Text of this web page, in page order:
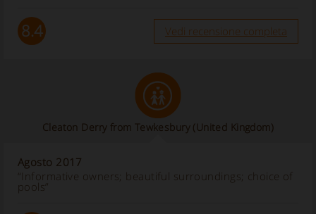
8.4 Vedi recensione completa
Cleaton Derry from Tewkesbury (United Kingdom)
Agosto 2017
“Informative owners; beautiful surroundings; choice of
pools”